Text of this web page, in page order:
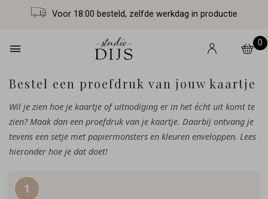
Voor 18:00 besteld, zelfde werkdag in productie
0
Bestel een proefdruk van jouw kaartje
Wil je zien hoe je kaartje of uitnodiging er in het écht uit komt te
zien? Maak dan een proefdruk van je kaartje. Daarbij ontvang je
tevens een setje met papiermonsters en kleuren enveloppen. Lees
hieronder hoe je dat doet!